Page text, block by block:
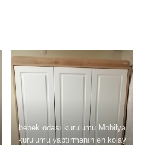
bebek odası kurulumu Mobilya
kurulumu yaptırmanın en kolay